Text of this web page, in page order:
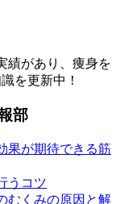
績があり、痩身を
を更新中！
部
果が期待できる筋
うコツ
むくみの原因と解